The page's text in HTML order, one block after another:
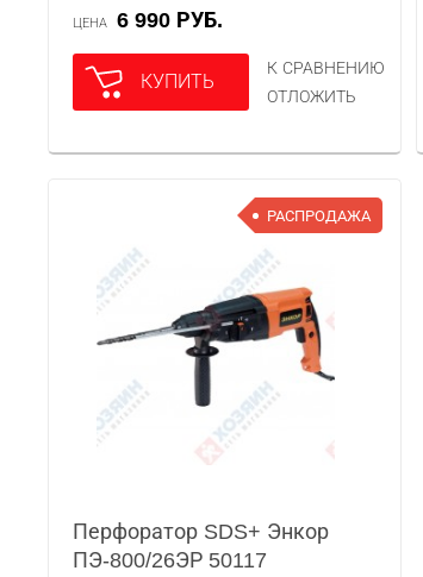
ЦЕНА 6 990 РУБ.
КУПИТЬ
К СРАВНЕНИЮ
ОТЛОЖИТЬ
РАСПРОДАЖА
Перфоратор SDS+ Энкор
ПЭ-800/26ЭР 50117